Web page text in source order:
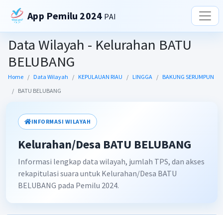
App Pemilu 2024 PAI
Data Wilayah - Kelurahan BATU
BELUBANG
Home Data Wilayah KEPULAUAN RIAU LINGGA
BAKUNG SERUMPUN
BATU BELUBANG
INFORMASI WILAYAH
Kelurahan/Desa BATU BELUBANG
Informasi lengkap data wilayah, jumlah TPS, dan akses
rekapitulasi suara untuk Kelurahan/Desa BATU
BELUBANG pada Pemilu 2024.